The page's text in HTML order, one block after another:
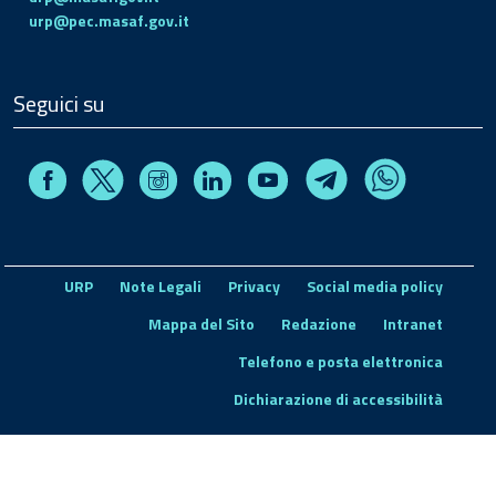
urp@pec.masaf.gov.it
Seguici su
FacebookX InstagramLinkedin Youtube TelegramWhatsapp
URP Note Legali Privacy
Social media policy
Mappa del Sito
Redazione
Intranet
Telefono e posta elettronica
Dichiarazione di accessibilità